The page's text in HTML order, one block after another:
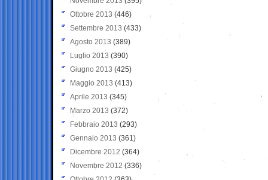
Ottobre 2013 (446)
Settembre 2013 (433)
Agosto 2013 (389)
Luglio 2013 (390)
Giugno 2013 (425)
Maggio 2013 (413)
Aprile 2013 (345)
Marzo 2013 (372)
Febbraio 2013 (293)
Gennaio 2013 (361)
Dicembre 2012 (364)
Novembre 2012 (336)